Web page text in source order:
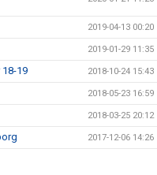
2019-04-13 00:20
2019-01-29 11:35
19 2018-10-24 15:43
2018-05-23 16:59
2018-03-25 20:12
2017-12-06 14:26